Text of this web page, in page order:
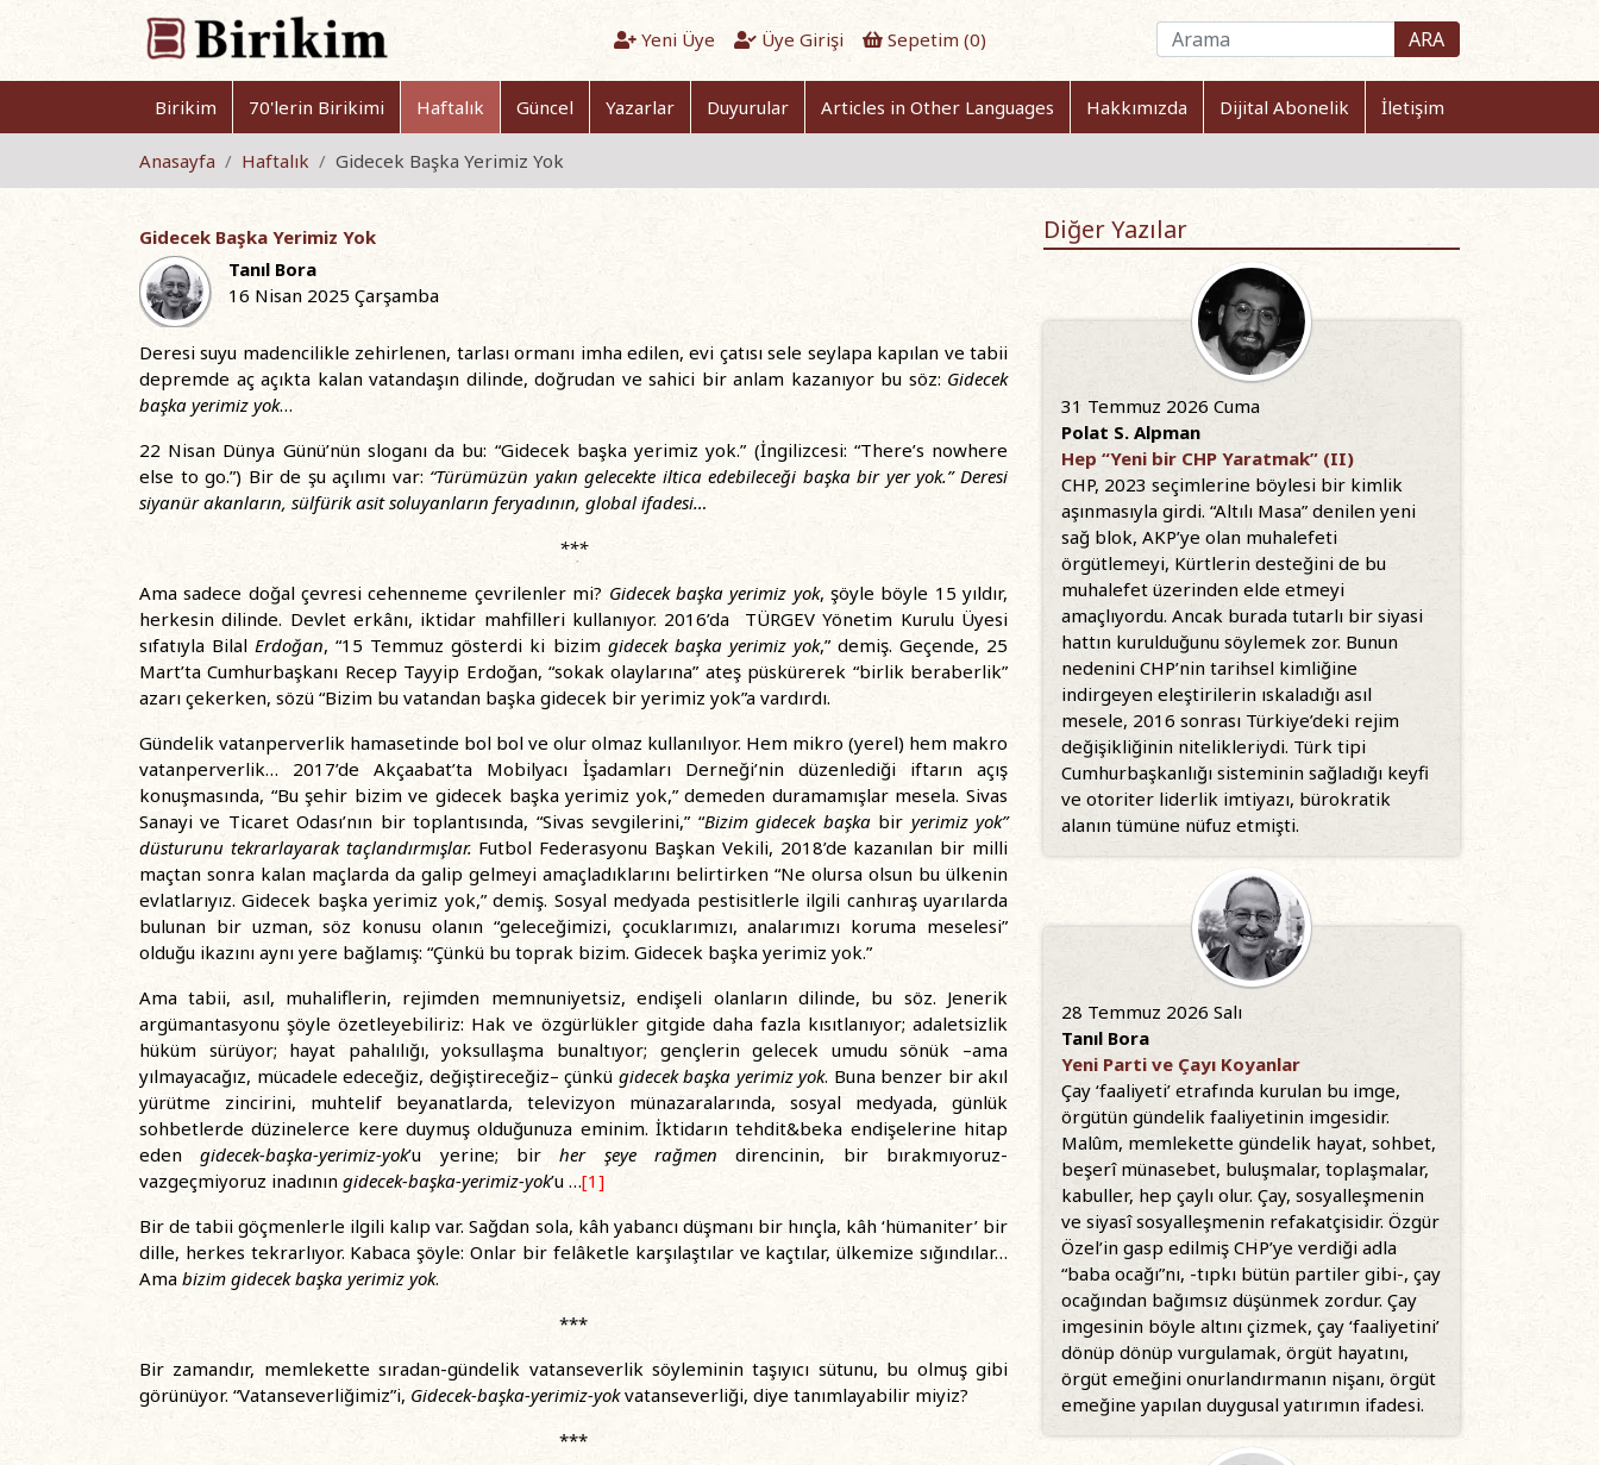
Yeni Üye Üye Girişi Sepetim (0) ARA
Birikim 70'lerin Birikimi Haftalık Güncel Yazarlar Duyurular Articles in Other Languages Hakkımızda Dijital Abonelik İletişim
Anasayfa Haftalık Gidecek Başka Yerimiz Yok
Gidecek Başka Yerimiz Yok
Tanıl Bora
16 Nisan 2025 Çarşamba
Deresi suyu madencilikle zehirlenen, tarlası ormanı imha edilen, evi çatısı sele seylapa kapılan ve tabii
depremde aç açıkta kalan vatandaşın dilinde, doğrudan ve sahici bir anlam kazanıyor bu söz: Gidecek
başka yerimiz yok…
22 Nisan Dünya Günü’nün sloganı da bu: “Gidecek başka yerimiz yok.” (İngilizcesi: “There’s nowhere
else to go.”) Bir de şu açılımı var: “Türümüzün yakın gelecekte iltica edebileceği başka bir yer yok.” Deresi
siyanür akanların, sülfürik asit soluyanların feryadının, global ifadesi…
***
Ama sadece doğal çevresi cehenneme çevrilenler mi? Gidecek başka yerimiz yok, şöyle böyle 15 yıldır,
herkesin dilinde. Devlet erkânı, iktidar mahfilleri kullanıyor. 2016’da TÜRGEV Yönetim Kurulu Üyesi
sıfatıyla BilalErdoğan, “15 Temmuz gösterdi ki bizim gidecek başka yerimiz yok,” demiş. Geçende, 25
Mart’ta Cumhurbaşkanı Recep Tayyip Erdoğan, “sokak olaylarına” ateş püskürerek “birlik beraberlik”
azarı çekerken, sözü “Bizim bu vatandan başka gidecek bir yerimiz yok”a vardırdı.
Gündelik vatanperverlik hamasetinde bol bol ve olur olmaz kullanılıyor. Hem mikro (yerel) hem makro
vatanperverlik… 2017’de Akçaabat’ta Mobilyacı İşadamları Derneği’nin düzenlediği iftarın açış
konuşmasında, “Bu şehir bizim ve gidecek başka yerimiz yok,” demeden duramamışlar mesela. Sivas
Sanayi ve Ticaret Odası’nın bir toplantısında, “Sivas sevgilerini,” “Bizim gidecek başkabir yerimiz yok”
düsturunu tekrarlayarak taçlandırmışlar. Futbol Federasyonu Başkan Vekili, 2018’de kazanılan bir milli
maçtan sonra kalan maçlarda da galip gelmeyi amaçladıklarını belirtirken “Ne olursa olsun bu ülkenin
evlatlarıyız. Gidecek başka yerimiz yok,” demiş. Sosyal medyada pestisitlerle ilgili canhıraş uyarılarda
bulunan bir uzman, söz konusu olanın “geleceğimizi, çocuklarımızı, analarımızı koruma meselesi”
olduğu ikazını aynı yere bağlamış: “Çünkü bu toprak bizim. Gidecek başka yerimiz yok.”
Ama tabii, asıl, muhaliflerin, rejimden memnuniyetsiz, endişeli olanların dilinde, bu söz. Jenerik
argümantasyonu şöyle özetleyebiliriz: Hak ve özgürlükler gitgide daha fazla kısıtlanıyor; adaletsizlik
hüküm sürüyor; hayat pahalılığı, yoksullaşma bunaltıyor; gençlerin gelecek umudu sönük –ama
yılmayacağız, mücadele edeceğiz, değiştireceğiz– çünkü gidecek başka yerimiz yok. Buna benzer bir akıl
yürütme zincirini, muhtelif beyanatlarda, televizyon münazaralarında, sosyal medyada, günlük
sohbetlerde düzinelerce kere duymuş olduğunuza eminim. İktidarın tehdit&beka endişelerine hitap
edengidecek-başka-yerimiz-yok’u yerine; birher şeye rağmen direncinin, bir bırakmıyoruz-
vazgeçmiyoruz inadının gidecek-başka-yerimiz-yok’u …[1]
Bir de tabii göçmenlerle ilgili kalıp var. Sağdan sola, kâh yabancı düşmanı bir hınçla, kâh ‘hümaniter’ bir
dille, herkes tekrarlıyor. Kabaca şöyle: Onlar bir felâketle karşılaştılar ve kaçtılar, ülkemize sığındılar…
Ama bizim gidecek başka yerimiz yok.
***
Bir zamandır, memlekette sıradan-gündelik vatanseverlik söyleminin taşıyıcı sütunu, bu olmuş gibi
görünüyor. “Vatanseverliğimiz”i, Gidecek-başka-yerimiz-yokvatanseverliği, diye tanımlayabilir miyiz?
***
Diğer Yazılar
31 Temmuz 2026 Cuma
Polat S. Alpman
Hep “Yeni bir CHP Yaratmak” (II)
CHP, 2023 seçimlerine böylesi bir kimlik
aşınmasıyla girdi. “Altılı Masa” denilen yeni
sağ blok, AKP’ye olan muhalefeti
örgütlemeyi, Kürtlerin desteğini de bu
muhalefet üzerinden elde etmeyi
amaçlıyordu. Ancak burada tutarlı bir siyasi
hattın kurulduğunu söylemek zor. Bunun
nedenini CHP’nin tarihsel kimliğine
indirgeyen eleştirilerin ıskaladığı asıl
mesele, 2016 sonrası Türkiye’deki rejim
değişikliğinin nitelikleriydi. Türk tipi
Cumhurbaşkanlığı sisteminin sağladığı keyfi
ve otoriter liderlik imtiyazı, bürokratik
alanın tümüne nüfuz etmişti.
28 Temmuz 2026 Salı
Tanıl Bora
Yeni Parti ve Çayı Koyanlar
Çay ‘faaliyeti’ etrafında kurulan bu imge,
örgütün gündelik faaliyetinin imgesidir.
Malûm, memlekette gündelik hayat, sohbet,
beşerî münasebet, buluşmalar, toplaşmalar,
kabuller, hep çaylı olur. Çay, sosyalleşmenin
ve siyasî sosyalleşmenin refakatçisidir. Özgür
Özel’in gasp edilmiş CHP’ye verdiği adla
“baba ocağı”nı, -tıpkı bütün partiler gibi-, çay
ocağından bağımsız düşünmek zordur. Çay
imgesinin böyle altını çizmek, çay ‘faaliyetini’
dönüp dönüp vurgulamak, örgüt hayatını,
örgüt emeğini onurlandırmanın nişanı, örgüt
emeğine yapılan duygusal yatırımın ifadesi.